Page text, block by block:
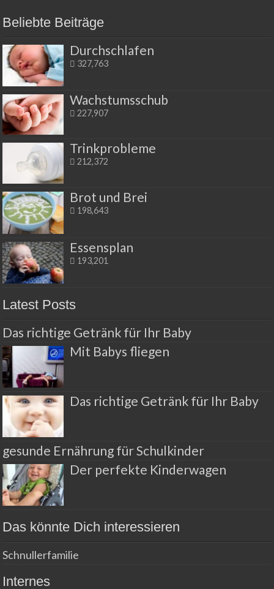
Beliebte Beiträge
Durchschlafen
327,763
Wachstumsschub
227,907
Trinkprobleme
212,372
Brot und Brei
198,643
Essensplan
193,201
Latest Posts
Das richtige Getränk für Ihr Baby
Mit Babys fliegen
Das richtige Getränk für Ihr Baby
gesunde Ernährung für Schulkinder
Der perfekte Kinderwagen
Das könnte Dich interessieren
Schnullerfamilie
Internes